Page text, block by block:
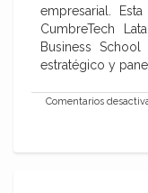
empresarial.
CumbreTech
Business
estratégico y
Comentarios